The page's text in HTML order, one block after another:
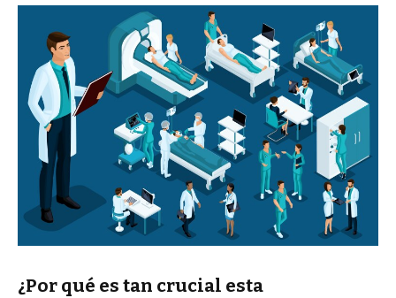
¿Por qué es tan crucial esta